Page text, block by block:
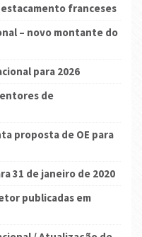
franceses
– novo montante do
para 2026
de
proposta de OE para
31 de janeiro de 2020
publicadas em